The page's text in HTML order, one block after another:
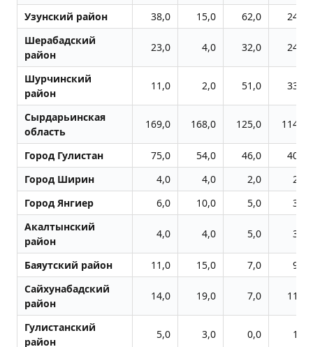
Узунский район
38,0 15,0 62,0
24,0
Шерабадский
район
23,0 4,0 32,0 24,0
Шурчинский
район
11,0 2,0 51,0 33,0
Сырдарьинская
область
169,0 168,0 125,0 114,0
Город Гулистан 75,0 54,0 46,0
40,0
Город Ширин
4,0 4,0 2,0
2,0
Город Янгиер
6,0 10,0 5,0
3,0
Акалтынский
район
4,0 4,0 5,0 3,0
Баяутский район 11,0 15,0 7,0
9,0
Сайхунабадский
район
14,0 19,0 7,0 11,0
Гулистанский
район
5,0 3,0 0,0 1,0